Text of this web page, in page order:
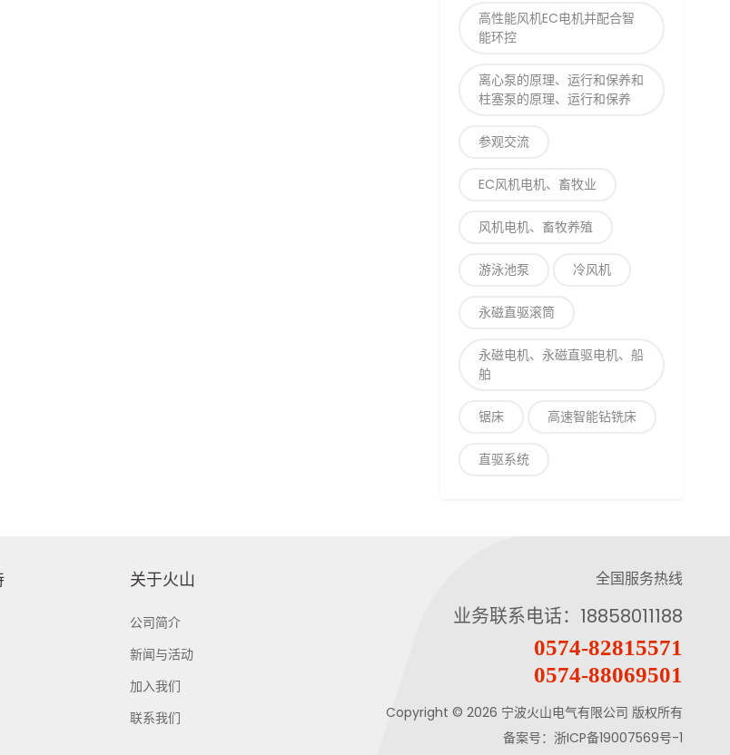
高性能风机EC电机并配合智
能环控
离心泵的原理、运行和保养和
柱塞泵的原理、运行和保养
参观交流
EC风机电机、畜牧业
风机电机、畜牧养殖
游泳池泵 冷风机
永磁直驱滚筒
永磁电机、永磁直驱电机、船
舶
锯床 高速智能钻铣床
直驱系统
关于火山
公司简介
新闻与活动
加入我们
联系我们
全国服务热线
业务联系电话： 18858011188
0574-82815571
0574-88069501
Copyright © 2026 宁波火山电气有限公司 版权所有
备案号： 浙ICP备19007569号-1